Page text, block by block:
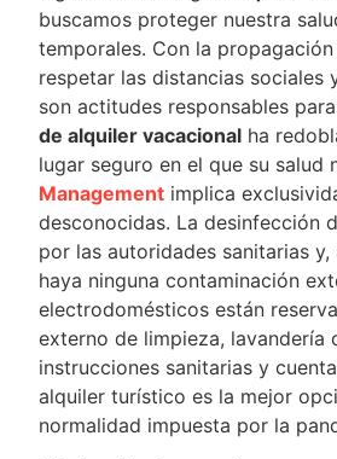
buscamos proteger nuestra
temporales. Con la propagación
respetar las distancias
son actitudes responsables
de alquiler vacacional ha
lugar seguro en el que su salud
Management implica
desconocidas. La desinfección
por las autoridades sanitarias
haya ninguna contaminación
electrodomésticos están
externo de limpieza, lavandería
instrucciones sanitarias y
alquiler turístico es la mejor
normalidad impuesta por la